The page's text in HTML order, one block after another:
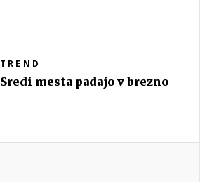
TREND
Sredi mesta padajo v brezno